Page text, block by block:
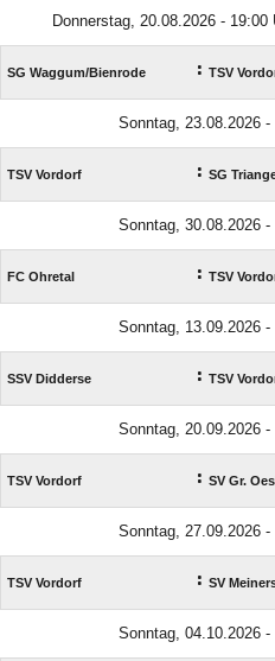
Donnerstag, 20.08.2026 -
SG Waggum/​Bienrode : TSV
Sonntag, 23.08.2026
TSV Vordorf : SG
Sonntag, 30.08.2026
FC Ohretal : TSV
Sonntag, 13.09.2026
SSV Didderse : TSV
Sonntag, 20.09.2026
TSV Vordorf : SV Gr.
Sonntag, 27.09.2026
TSV Vordorf : SV
Sonntag, 04.10.2026